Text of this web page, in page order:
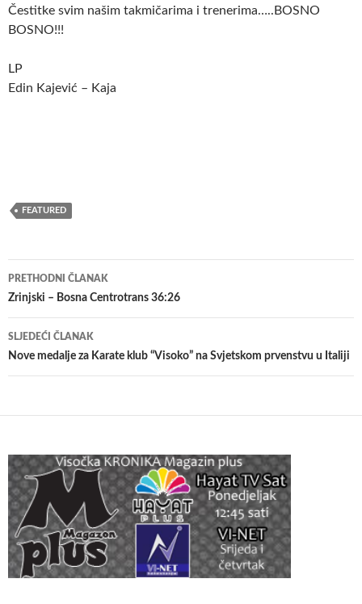
Čestitke svim našim takmičarima i trenerima…..BOSNO
BOSNO!!!
LP
Edin Kajević – Kaja
FEATURED
Navigacija
članaka
PRETHODNI ČLANAK
Zrinjski – Bosna Centrotrans 36:26
SLJEDEĆI ČLANAK
Nove medalje za Karate klub “Visoko” na Svjetskom prvenstvu u Italiji